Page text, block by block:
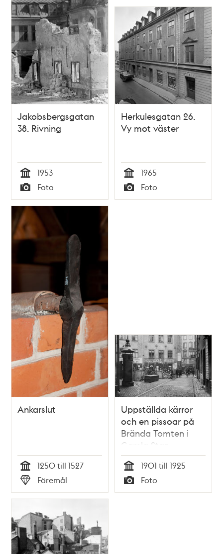
Jakobsbergsgatan
38. Rivning
Tid
1953
Typ
Foto
Herkulesgatan 26.
Vy mot väster
Tid
1965
Typ
Foto
Ankarslut
Tid
1250 till 1527
Typ
Föremål
Uppställda kärror
och en pissoar på
Brända Tomten i
Gamla Stan
Tid
1901 till 1925
Typ
Foto